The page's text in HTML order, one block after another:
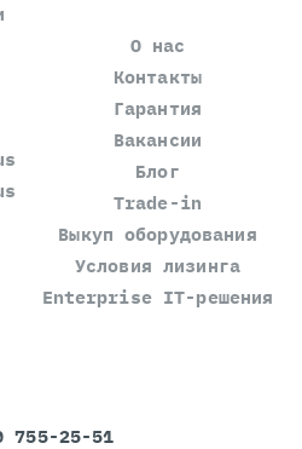
О нас
Контакты
Гарантия
Вакансии
Блог
Trade-in
Выкуп оборудования
Условия лизинга
Enterprise IT-решения
755-25-51